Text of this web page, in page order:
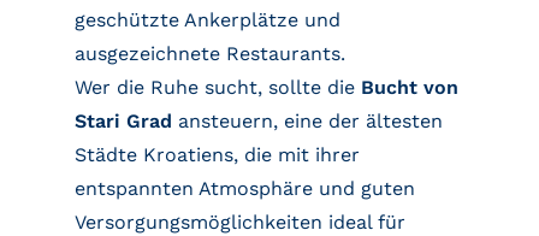
geschützte Ankerplätze und
ausgezeichnete Restaurants.
Wer die Ruhe sucht, sollte die Bucht von
Stari Grad ansteuern, eine der ältesten
Städte Kroatiens, die mit ihrer
entspannten Atmosphäre und guten
Versorgungsmöglichkeiten ideal für